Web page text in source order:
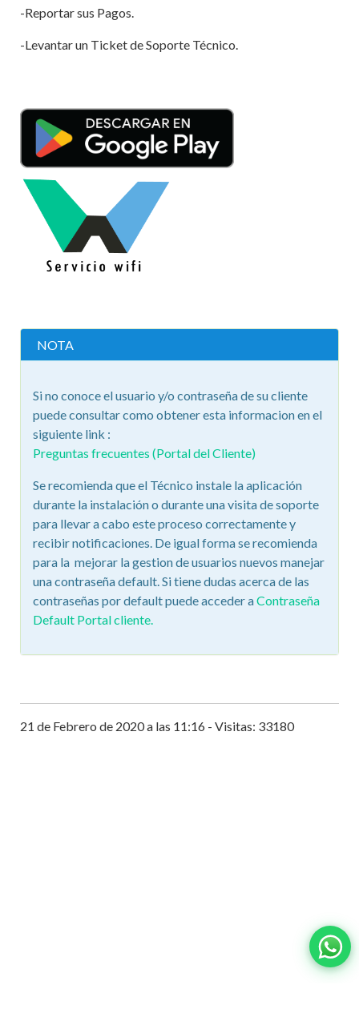
-Reportar sus Pagos.
-Levantar un Ticket de Soporte Técnico.
NOTA
Si no conoce el usuario y/o contraseña de su cliente
puede consultar como obtener esta informacion en el
siguiente link :
Preguntas frecuentes (Portal del Cliente)
Se recomienda que el Técnico instale la aplicación
durante la instalación o durante una visita de soporte
para llevar a cabo este proceso correctamente y
recibir notificaciones. De igual forma se recomienda
para la mejorar la gestion de usuarios nuevos manejar
una contraseña default. Si tiene dudas acerca de las
contraseñas por default puede acceder aContraseña
Default Portal cliente.
21 de Febrero de 2020 a las 11:16 - Visitas: 33180